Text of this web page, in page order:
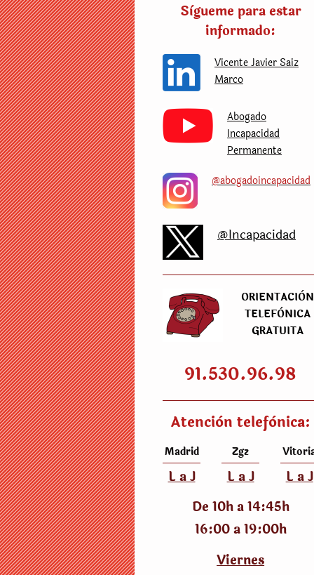
Sìgueme para estar
informado:
Vicente Javier Saiz
Marco
Abogado
Incapacidad
Permanente
@abogadoincapacidad
@Incapacidad
ORIENTACIÒN
TELEFÒNICA
GRATUITA
91.530.96.98
Atenciòn telefònica:
Madrid
L a J
Zgz
L a J
L a J
De 10h a 14:45h
16:00 a 19:00h
Viernes